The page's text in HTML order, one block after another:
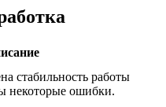
стабильность работы
некоторые ошибки.